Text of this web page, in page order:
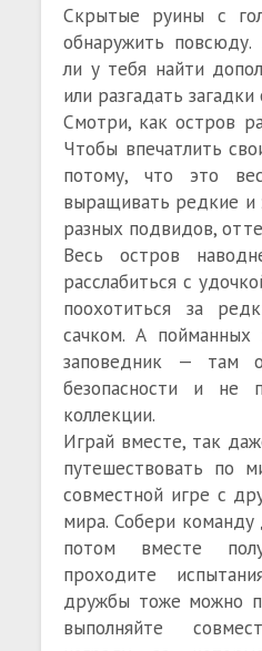
Скрытые руины с
обнаружить повсюду.
ли у тебя найти
или разгадать загадки
Смотри, как остров
Чтобы впечатлить
потому, что это
выращивать редкие и
разных подвидов,
Весь остров
расслабиться с
поохотиться за
сачком. А
заповедник — там
безопасности и не
коллекции.
Играй вместе, так
путешествовать по
совместной игре с
мира. Собери команду
потом вместе
проходите
дружбы тоже можно
выполняйте